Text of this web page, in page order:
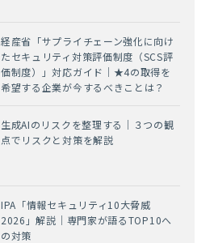
経産省「サプライチェーン強化に向け
たセキュリティ対策評価制度（SCS評
価制度）」対応ガイド｜★4の取得を
希望する企業が今するべきことは？
生成AIのリスクを整理する｜３つの観
点でリスクと対策を解説
IPA「情報セキュリティ10大脅威
2026」解説｜専門家が語るTOP10へ
の対策